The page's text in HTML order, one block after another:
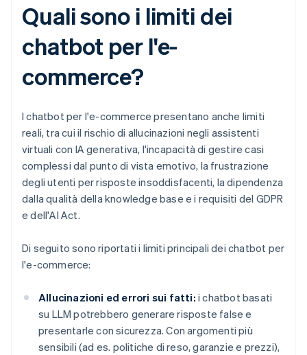
Quali sono i limiti dei
chatbot per l'e-
commerce?
I chatbot per l'e-commerce presentano anche limiti
reali, tra cui il rischio di allucinazioni negli assistenti
virtuali con IA generativa, l'incapacità di gestire casi
complessi dal punto di vista emotivo, la frustrazione
degli utenti per risposte insoddisfacenti, la dipendenza
dalla qualità della knowledge base e i requisiti del GDPR
e dell'AI Act.
Di seguito sono riportati i limiti principali dei chatbot per
l'e-commerce:
Allucinazioni ed errori sui fatti: i chatbot basati
su LLM potrebbero generare risposte false e
presentarle con sicurezza. Con argomenti più
sensibili (ad es. politiche di reso, garanzie e prezzi),